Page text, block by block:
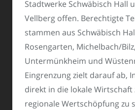
Stadtwerke Schwäbisch Hall
Vellberg offen. Berechtigte
stammen aus Schwäbisch
Rosengarten, Michelbach/
Untermünkheim und
Eingrenzung zielt darauf ab,
direkt in die lokale Wirtschaft
regionale Wertschöpfung zu